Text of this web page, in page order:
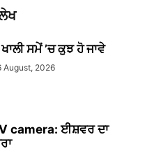
ਸਮੇਂ ’ਚ ਕੁਝ ਹੋ ਜਾਵੇ
August, 2026
camera: ਈਸ਼ਵਰ ਦਾ